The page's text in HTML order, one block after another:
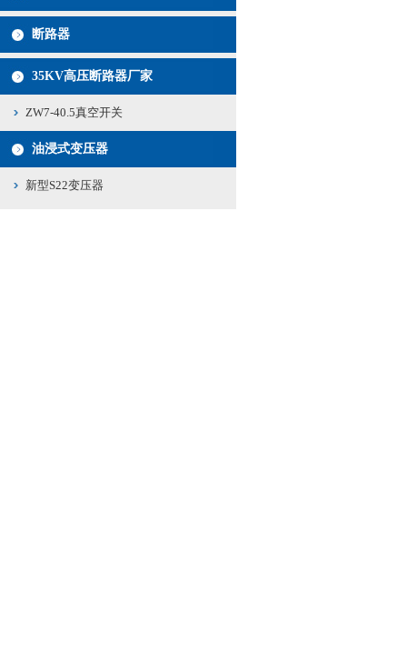
断路器
35KV高压断路器厂家
ZW7-40.5真空开关
油浸式变压器
新型S22变压器